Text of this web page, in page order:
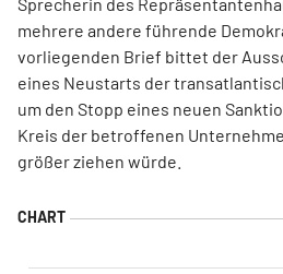
mehrere andere führende
vorliegenden Brief bittet der
eines Neustarts der
um den Stopp eines neuen
Kreis der betroffenen
größer ziehen würde.